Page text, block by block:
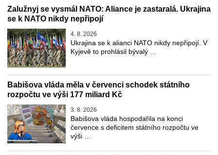
Zalužnyj se vysmál NATO: Aliance je zastaralá. Ukrajina
se k NATO nikdy nepřipojí
4. 8. 2026
Ukrajina se k alianci NATO nikdy nepřipojí. V
Kyjevě to prohlásil bývalý …
Babišova vláda měla v červenci schodek státního
rozpočtu ve výši 177 miliard Kč
3. 8. 2026
Babišova vláda hospodařila na konci
července s deficitem státního rozpočtu ve
výši …